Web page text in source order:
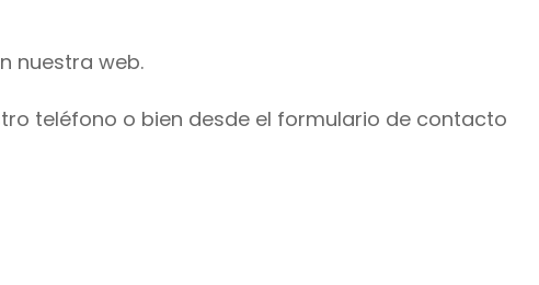
nuestra web.
teléfono o bien desde el formulario de contacto